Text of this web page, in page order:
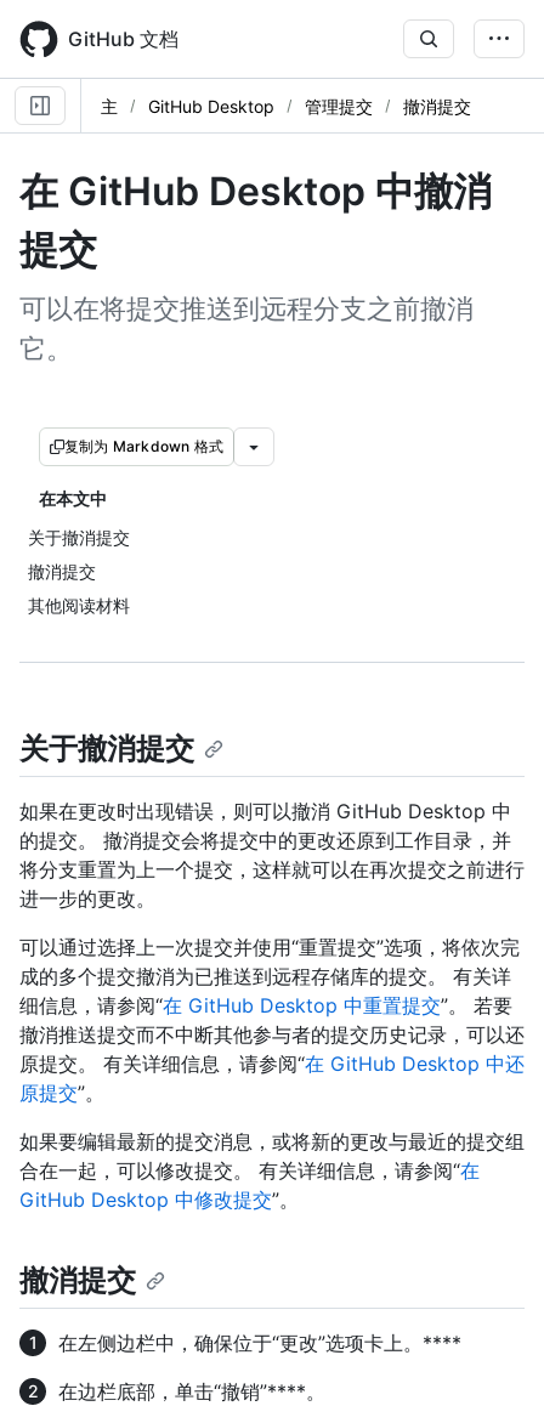
main
content
GitHub 文档
主 GitHub Desktop 管理提交 撤消提交
在 GitHub Desktop 中撤消
提交
可以在将提交推送到远程分支之前撤消
它。
复制为 Markdown 格式
在本文中
关于撤消提交
撤消提交
其他阅读材料
关于撤消提交
如果在更改时出现错误，则可以撤消 GitHub Desktop 中
的提交。 撤消提交会将提交中的更改还原到工作目录，并
将分支重置为上一个提交，这样就可以在再次提交之前进行
进一步的更改。
可以通过选择上一次提交并使用“重置提交”选项，将依次完
成的多个提交撤消为已推送到远程存储库的提交。 有关详
细信息，请参阅“在 GitHub Desktop 中重置提交”。 若要
撤消推送提交而不中断其他参与者的提交历史记录，可以还
原提交。 有关详细信息，请参阅“在 GitHub Desktop 中还
原提交”。
如果要编辑最新的提交消息，或将新的更改与最近的提交组
合在一起，可以修改提交。 有关详细信息，请参阅“在
GitHub Desktop 中修改提交”。
撤消提交
在左侧边栏中，确保位于“更改”选项卡上。****
在边栏底部，单击“撤销”****。